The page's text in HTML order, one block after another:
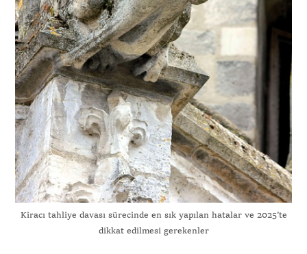
Kiracı tahliye davası sürecinde en sık yapılan hatalar ve 2025’te
dikkat edilmesi gerekenler